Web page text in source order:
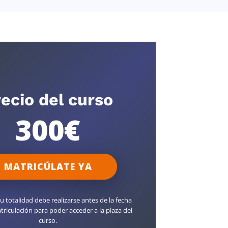
del curso
300€
MATRICÚLATE YA
totalidad debe realizarse antes de la fecha
para poder acceder a la plaza del
curso.